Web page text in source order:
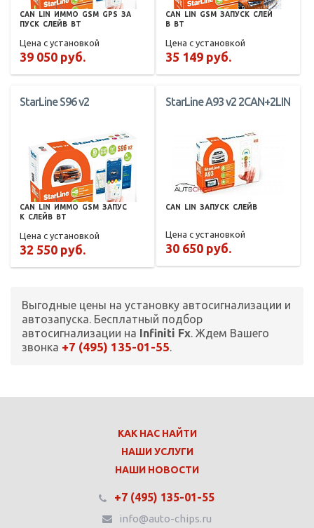
CAN LIN ИММО GSM GPS ЗА
ПУСК СЛЕЙВ BT
Цена с установкой
39 050 руб.
CAN LIN GSM ЗАПУСК СЛЕЙ
В
BT
Цена с установкой
35 149 руб.
StarLine S96 v2
CAN LIN ИММО GSM ЗАПУС
К СЛЕЙВ BT
Цена с установкой
32 550 руб.
StarLine A93 v2 2CAN+2LIN
CAN LIN ЗАПУСК СЛЕЙВ
Цена с установкой
30 650 руб.
Выгодные цены на установку автосигнализации и
автозапуска. Бесплатный подбор
автосигнализации на
Infiniti Fx. Ждем Вашего
звонка +7 (495) 135-01-55.
КАК НАС НАЙТИ
НАШИ УСЛУГИ
НАШИ НОВОСТИ
+7 (495) 135-01-55
info@auto-chips.ru